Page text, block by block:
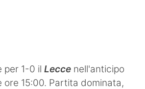
per 1-0 il Lecce nell'anticipo
ore 15:00. Partita dominata,